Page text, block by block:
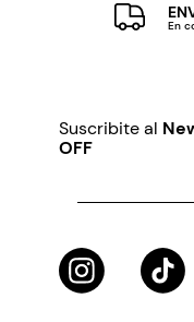
En
Suscribite al
OFF